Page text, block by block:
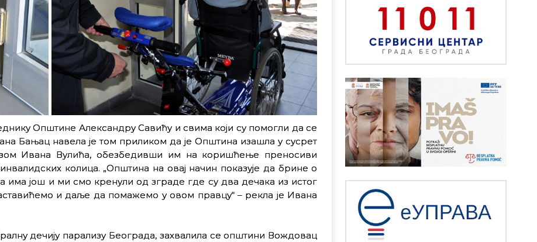
Општине Александру Савићу и свима који су помогли да се
Бањац навела је том приликом да је Општина изашла у сусрет
Ивана Вулића, обезбедивши им на коришћење преносиви
колица. „Општина на овај начин показује да брине о
има још и ми смо кренули од зграде где су два дечака из истог
и даље да помажемо у овом правцу“ – рекла је Ивана
дечију парализу Београда, захвалила се општини Вождовац